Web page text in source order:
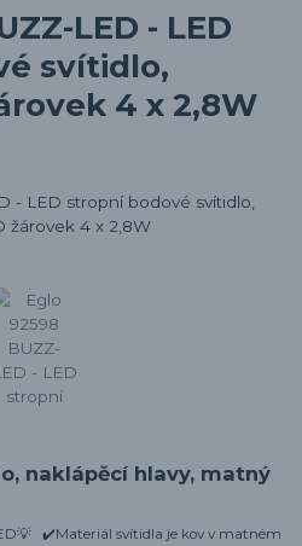
LED - LED
svítidlo,
4 x 2,8W
naklápěcí hlavy, matný
✔️Materiál svítidla je kov v matném